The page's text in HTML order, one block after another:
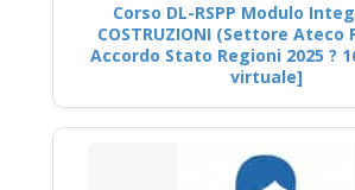
Corso DL-RSPP Modulo
COSTRUZIONI (Settore Ateco
Accordo Stato Regioni 2025 ?
virtuale]